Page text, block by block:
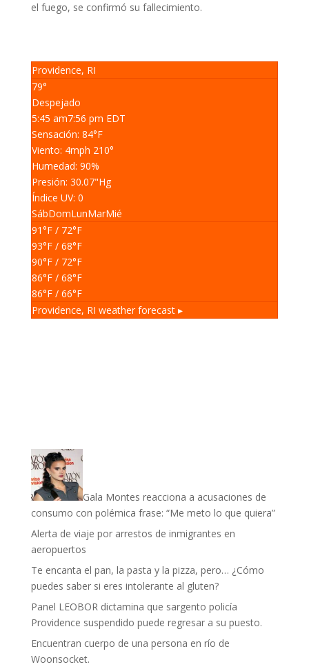
el fuego, se confirmó su fallecimiento.
Providence, RI
79°
Despejado
5:45 am7:56 pm EDT
Sensación: 84°F
Viento: 4mph 210°
Humedad: 90%
Presión: 30.07"Hg
Índice UV: 0
SábDomLunMarMié
91°F/ 72°F
93°F/ 68°F
90°F/ 72°F
86°F/ 68°F
86°F/ 66°F
Providence, RI weather forecast ▸
Gala Montes reacciona a acusaciones de
consumo con polémica frase: “Me meto lo que quiera”
Alerta de viaje por arrestos de inmigrantes en
aeropuertos
Te encanta el pan, la pasta y la pizza, pero… ¿Cómo
puedes saber si eres intolerante al gluten?
Panel LEOBOR dictamina que sargento policía
Providence suspendido puede regresar a su puesto.
Encuentran cuerpo de una persona en río de
Woonsocket.